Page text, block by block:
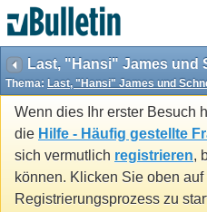
Last, "Hansi" James und
Thema: Last, "Hansi" James und
Wenn dies Ihr erster Besuch
die Hilfe - Häufig gestellte
sich vermutlich registrieren,
können. Klicken Sie oben
Registrierungsprozess zu